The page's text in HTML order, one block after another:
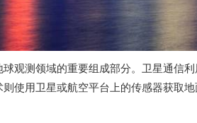
观测领域的重要组成部分。卫星通信
使用卫星或航空平台上的传感器获取